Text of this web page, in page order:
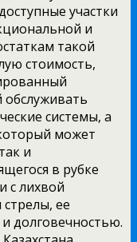
участки
и
такой
стоимость,
обслуживать
системы, а
может
и
в рубке
с лихвой
ее
долговечностью.